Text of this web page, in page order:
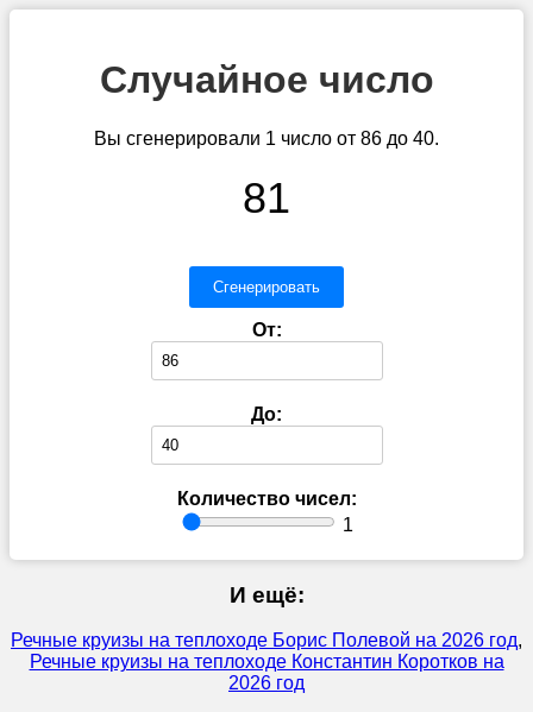
Случайное число
Вы сгенерировали 1 число от 86 до 40.
81
Сгенерировать
От:
До:
Количество чисел:
1
И ещё:
Речные круизы на теплоходе Борис Полевой на 2026 год,
Речные круизы на теплоходе Константин Коротков на
2026 год